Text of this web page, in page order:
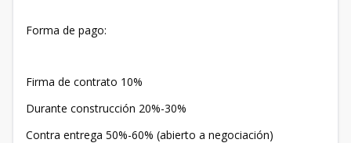
Forma de pago:
Firma de contrato 10%
Durante construcción 20%-30%
Contra entrega 50%-60% (abierto a negociación)